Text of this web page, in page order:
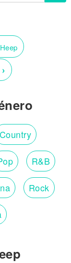
›
Country
R&B
Rock